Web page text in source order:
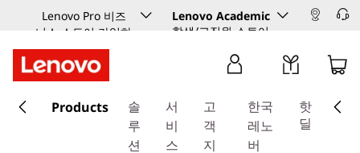
Lenovo Pro 비즈
니스 스토어 가입하
기
Lenovo Academic
학생/교직원 스토어
요
Products
솔
루
션
서
비
스
고
객
지
한국
레노
버
핫
딜